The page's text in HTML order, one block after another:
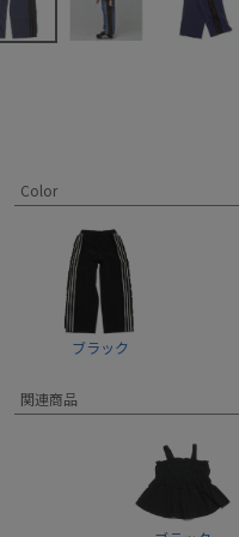
Color
ブラック
関連商品